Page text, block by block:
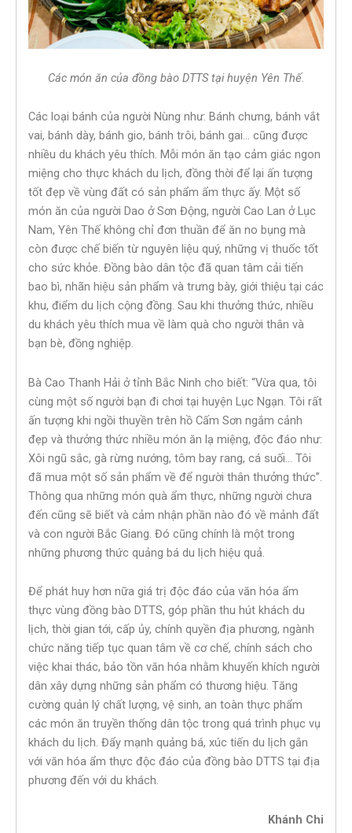
Các món ăn của đồng bào DTTS tại huyện Yên Thế.
Các loại bánh của người Nùng như: Bánh chưng, bánh vắt
vai, bánh dày, bánh gio, bánh trôi, bánh gai… cũng được
nhiều du khách yêu thích. Mỗi món ăn tạo cảm giác ngon
miệng cho thực khách du lịch, đồng thời để lại ấn tượng
tốt đẹp về vùng đất có sản phẩm ẩm thực ấy. Một số
món ăn của người Dao ở Sơn Động, người Cao Lan ở Lục
Nam, Yên Thế không chỉ đơn thuần để ăn no bụng mà
còn được chế biến từ nguyên liệu quý, những vị thuốc tốt
cho sức khỏe. Đồng bào dân tộc đã quan tâm cải tiến
bao bì, nhãn hiệu sản phẩm và trưng bày, giới thiệu tại các
khu, điểm du lịch cộng đồng. Sau khi thưởng thức, nhiều
du khách yêu thích mua về làm quà cho người thân và
bạn bè, đồng nghiệp.
Bà Cao Thanh Hải ở tỉnh Bắc Ninh cho biết: “Vừa qua, tôi
cùng một số người bạn đi chơi tại huyện Lục Ngạn. Tôi rất
ấn tượng khi ngồi thuyền trên hồ Cấm Sơn ngắm cảnh
đẹp và thưởng thức nhiều món ăn lạ miệng, độc đáo như:
Xôi ngũ sắc, gà rừng nướng, tôm bay rang, cá suối… Tôi
đã mua một số sản phẩm về để người thân thưởng thức”.
Thông qua những món quà ẩm thực, những người chưa
đến cũng sẽ biết và cảm nhận phần nào đó về mảnh đất
và con người Bắc Giang. Đó cũng chính là một trong
những phương thức quảng bá du lịch hiệu quả.
Để phát huy hơn nữa giá trị độc đáo của văn hóa ẩm
thực vùng đồng bào DTTS, góp phần thu hút khách du
lịch, thời gian tới, cấp ủy, chính quyền địa phương, ngành
chức năng tiếp tục quan tâm về cơ chế, chính sách cho
việc khai thác, bảo tồn văn hóa nhằm khuyến khích người
dân xây dựng những sản phẩm có thương hiệu. Tăng
cường quản lý chất lượng, vệ sinh, an toàn thực phẩm
các món ăn truyền thống dân tộc trong quá trình phục vụ
khách du lịch. Đẩy mạnh quảng bá, xúc tiến du lịch gắn
với văn hóa ẩm thực độc đáo của đồng bào DTTS tại địa
phương đến với du khách.
Khánh Chi